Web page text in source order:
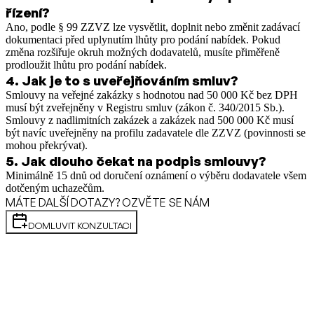
řízení?
Ano, podle § 99 ZZVZ lze vysvětlit, doplnit nebo změnit zadávací
dokumentaci před uplynutím lhůty pro podání nabídek. Pokud
změna rozšiřuje okruh možných dodavatelů, musíte přiměřeně
prodloužit lhůtu pro podání nabídek.
4. Jak je to s uveřejňováním smluv?
Smlouvy na veřejné zakázky s hodnotou nad 50 000 Kč bez DPH
musí být zveřejněny v Registru smluv (zákon č. 340/2015 Sb.).
Smlouvy z nadlimitních zakázek a zakázek nad 500 000 Kč musí
být navíc uveřejněny na profilu zadavatele dle ZZVZ (povinnosti se
mohou překrývat).
5. Jak dlouho čekat na podpis smlouvy?
Minimálně 15 dnů od doručení oznámení o výběru dodavatele všem
dotčeným uchazečům.
MÁTE DALŠÍ DOTAZY? OZVĚTE SE NÁM
DOMLUVIT KONZULTACI